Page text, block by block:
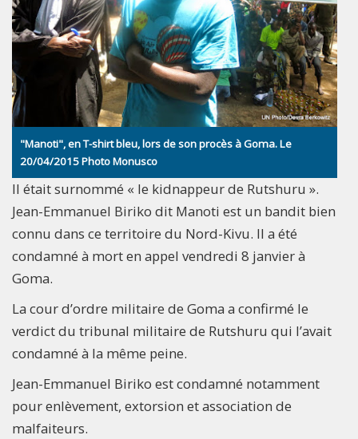
"Manoti", en T-shirt bleu, lors de son procès à Goma. Le
20/04/2015 Photo Monusco
Il était surnommé « le kidnappeur de Rutshuru ».
Jean-Emmanuel Biriko dit Manoti est un bandit bien
connu dans ce territoire du Nord-Kivu. Il a été
condamné à mort en appel vendredi 8 janvier à
Goma.
La cour d’ordre militaire de Goma a confirmé le
verdict du tribunal militaire de Rutshuru qui l’avait
condamné à la même peine.
Jean-Emmanuel Biriko est condamné notamment
pour enlèvement, extorsion et association de
malfaiteurs.